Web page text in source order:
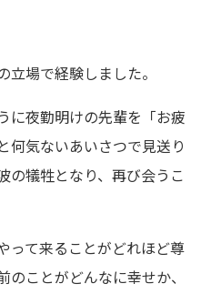
場で経験しました。
に夜勤明けの先輩を「お疲
何気ないあいさつで見送り
の犠牲となり、再び会うこ
って来ることがどれほど尊
ことがどんなに幸せか、